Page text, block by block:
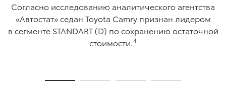
Согласно исследованию аналитического агентства
«Автостат» седан Toyota Camry признан лидером
в сегменте STANDART (D) по сохранению остаточной
стоимости.4